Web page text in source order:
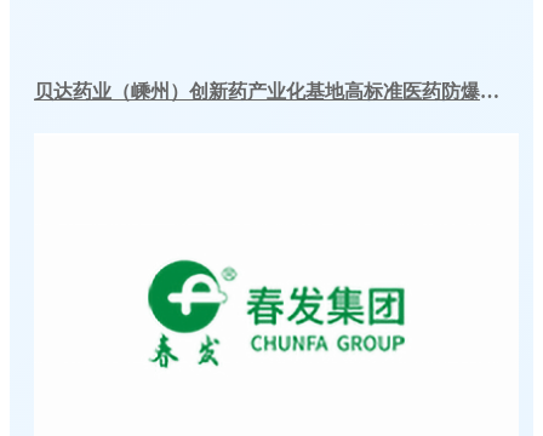
贝达药业（嵊州）创新药产业化基地高标准医药防爆冷库建造工程案例